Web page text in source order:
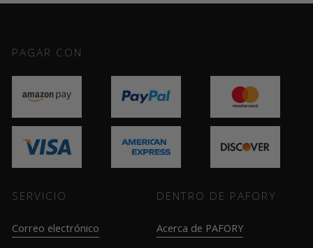
PAGAR CON
SERVICIO
Correo electrónico
DENTRO DE PAFORY
Acerca de PAFORY